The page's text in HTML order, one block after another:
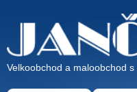
Velkoobchod a maloobchod